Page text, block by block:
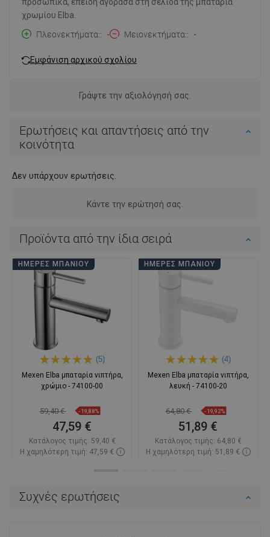
Συχνές ερωτήσεις
χρωμίου Elba.
Πλεονεκτήματα:
- Μειονεκτήματα: -
Εμφάνιση αρχικού σχολίου
Γράψτε την αξιολόγησή σας.
Ερωτήσεις και απαντήσεις από την
κοινότητα
Δεν υπάρχουν ερωτήσεις.
Κάντε την ερώτησή σας.
Προϊόντα από την ίδια σειρά
ΗΜΈΡΕΣ ΜΠΆΝΙΟΥ
(5)
Mexen Elba μπαταρία νιπτήρα,
χρώμιο - 74100-00
59,40 € -19,88%
47,59 €
Κατάλογος τιμής: 59,40 €
Η χαμηλότερη τιμή: 47,59 €
ΗΜΈΡΕΣ ΜΠΆΝΙΟΥ
(4)
Mexen Elba μπαταρία νιπτήρα,
λευκή - 74100-20
64,80 € -19,92%
51,89 €
Κατάλογος τιμής: 64,80 €
Η χαμηλότερη τιμή: 51,89 €